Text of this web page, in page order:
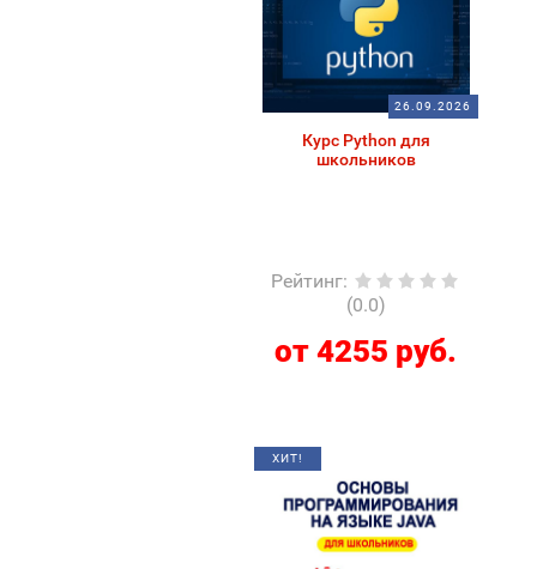
26.09.2026
Курс Python для
школьников
Рейтинг:
(0.0)
от 4255 руб.
ХИТ!